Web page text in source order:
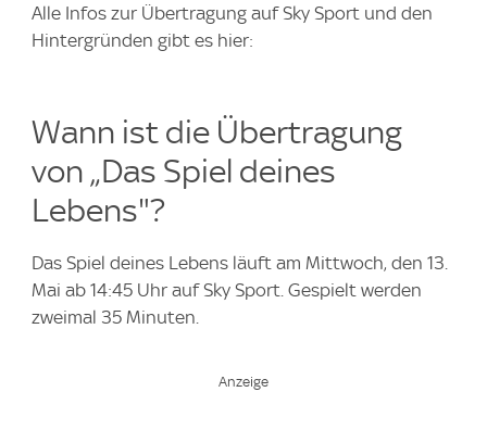
Alle Infos zur Übertragung auf Sky Sport und den
Hintergründen gibt es hier:
Wann ist die Übertragung
von „Das Spiel deines
Lebens"?
Das Spiel deines Lebens läuft am Mittwoch, den 13.
Mai ab 14:45 Uhr auf Sky Sport. Gespielt werden
zweimal 35 Minuten.